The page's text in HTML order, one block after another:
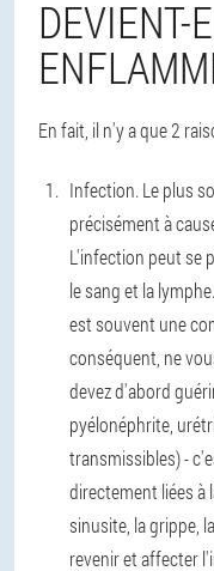
DEVIENT-
En fait, il n'y a que 2
Infection. Le plus
précisément à
L'infection peut se
le sang et la
est souvent une
conséquent, ne
devez d'abord
pyélonéphrite,
transmissibles) -
directement liées à
sinusite, la grippe,
revenir et affecter